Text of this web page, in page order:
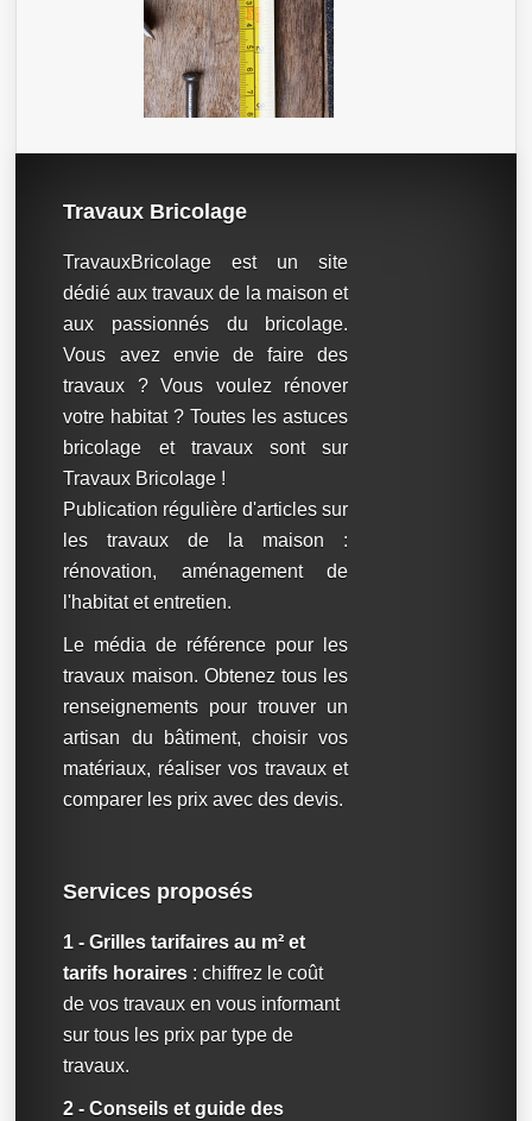
Travaux Bricolage
TravauxBricolage est un site
dédié aux travaux de la maison et
aux passionnés du bricolage.
Vous avez envie de faire des
travaux ? Vous voulez rénover
votre habitat ? Toutes les astuces
bricolage et travaux sont sur
Travaux Bricolage !
Publication régulière d'articles sur
les travaux de la maison :
rénovation, aménagement de
l'habitat et entretien.
Le média de référence pour les
travaux maison. Obtenez tous les
renseignements pour trouver un
artisan du bâtiment, choisir vos
matériaux, réaliser vos travaux et
comparer les prix avec des devis.
Services proposés
1 - Grilles tarifaires au m² et
tarifs horaires : chiffrez le coût
de vos travaux en vous informant
sur tous les prix par type de
travaux.
2 - Conseils et guide des